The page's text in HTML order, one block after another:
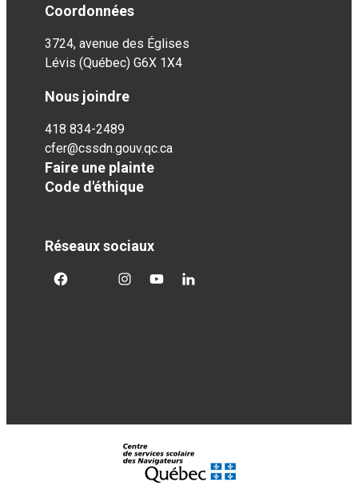
Coordonnées
3724, avenue des Églises
Lévis (Québec) G6X 1X4
Nous joindre
418 834-2489
cfer@cssdn.gouv.qc.ca
Faire une plainte
Code d'éthique
Réseaux sociaux
facebooktwittergoogleplus
googleplusgoogleplus